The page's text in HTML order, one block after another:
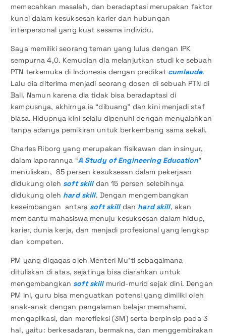
memecahkan masalah, dan beradaptasi merupakan faktor
kunci dalam kesuksesan karier dan hubungan
interpersonal yang kuat sesama individu.
Saya memiliki seorang teman yang lulus dengan IPK
sempurna 4,0. Kemudian dia melanjutkan studi ke sebuah
PTN terkemuka di Indonesia dengan predikat cumlaude.
Lalu dia diterima menjadi seorang dosen di sebuah PTN di
Bali. Namun karena dia tidak bisa beradaptasi di
kampusnya, akhirnya ia “dibuang” dan kini menjadi staf
biasa. Hidupnya kini selalu dipenuhi dengan menyalahkan
tanpa adanya pemikiran untuk berkembang sama sekali.
Charles Riborg yang merupakan fisikawan dan insinyur,
dalam laporannya “A Study of Engineering Education”
menuliskan, 85 persen kesuksesan dalam pekerjaan
didukung oleh soft skilldan 15 persen selebihnya
didukung oleh hard skill. Dengan mengembangkan
keseimbangan antara soft skilldan hard skill, akan
membantu mahasiswa menuju kesuksesan dalam hidup,
karier, dunia kerja, dan menjadi profesional yang lengkap
dan kompeten.
PM yang digagas oleh Menteri Mu’ti sebagaimana
dituliskan di atas, sejatinya bisa diarahkan untuk
mengembangkan soft skillmurid-murid sejak dini. Dengan
PM ini, guru bisa menguatkan potensi yang dimiliki oleh
anak-anak dengan pengalaman belajar memahami,
mengaplikasi, dan merefleksi (3M) serta berpinsip pada 3
hal, yaitu: berkesadaran, bermakna, dan menggembirakan